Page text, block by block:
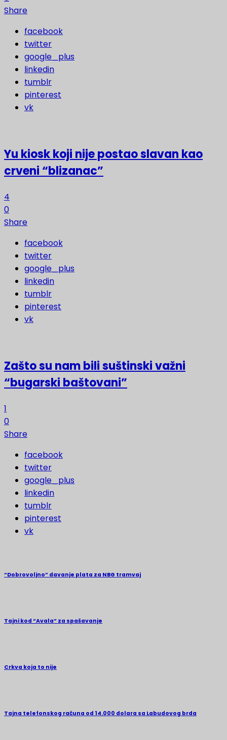
Share
facebook
twitter
google_plus
linkedin
tumblr
pinterest
vk
Yu kiosk koji nije postao slavan kao
crveni “blizanac”
4
0
Share
facebook
twitter
google_plus
linkedin
tumblr
pinterest
vk
Zašto su nam bili suštinski važni
“bugarski baštovani”
1
0
Share
facebook
twitter
google_plus
linkedin
tumblr
pinterest
vk
“Dobrovoljno” davanje plata za NBG tramvaj
Tajni kod “Avala” za spašavanje
Crkva koja to nije
Tajna telefonskog računa od 14.000 dolara sa Labudovog brda